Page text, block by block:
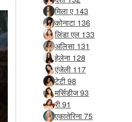
मिला ए 143
कोनाटा 136
लिंडा एल 133
अलिसा 131
हेलेना 128
एंजेली 117
टेटी 98
मर्सिडीज 93
री 91
एकातेरिना 75